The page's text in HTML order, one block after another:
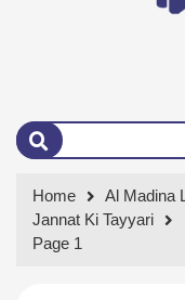
Home
Al Madina
Jannat Ki Tayyari
Page 1